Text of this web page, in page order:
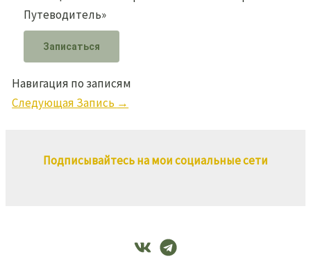
Путеводитель»
Записаться
Навигация по записям
Следующая Запись →
Подписывайтесь на мои социальные сети